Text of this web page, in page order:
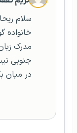
سلام
خانواده
مدرک
جنوبی
در میان